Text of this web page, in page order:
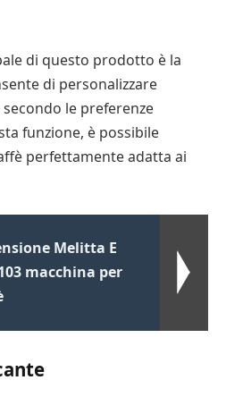
di questo prodotto è la
di personalizzare
secondo le preferenze
funzione, è possibile
perfettamente adatta ai
Melitta E
macchina per